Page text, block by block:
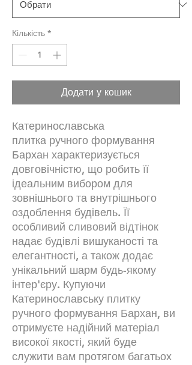
метр
Кількість *
Додати у кошик
Катеринославська
плитка ручного формування
Бархан характеризується
довговічністю, що робить її
ідеальним вибором для
зовнішнього та внутрішнього
оздоблення будівель. Її
особливий сливовий відтінок
надає будівлі вишуканості та
елегантності, а також додає
унікальний шарм будь-якому
інтер'єру. Купуючи
Катеринославську плитку
ручного формування Бархан, ви
отримуєте надійний матеріал
високої якості, який буде
служити вам протягом багатьох